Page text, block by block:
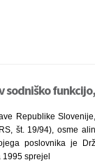
sodniško
Republike
št. 19/94), osme
poslovnika je
sprejel